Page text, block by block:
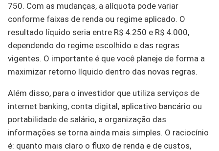
750. Com as mudanças, a alíquota pode variar
conforme faixas de renda ou regime aplicado. O
resultado líquido seria entre R$ 4.250 e R$ 4.000,
dependendo do regime escolhido e das regras
vigentes. O importante é que você planeje de forma a
maximizar retorno líquido dentro das novas regras.
Além disso, para o investidor que utiliza serviços de
internet banking, conta digital, aplicativo bancário ou
portabilidade de salário, a organização das
informações se torna ainda mais simples. O raciocínio
é: quanto mais claro o fluxo de renda e de custos,